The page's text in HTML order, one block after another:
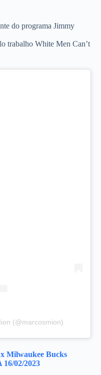
do programa Jimmy
trabalho White Men Can’t
(@marcosmion)
Milwaukee Bucks
16/02/2023